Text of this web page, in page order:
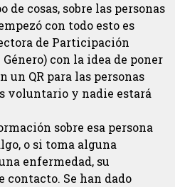
de cosas, sobre las personas
con todo esto es
de Participación
con la idea de poner
un QR para las personas
voluntario y nadie estará
sobre esa persona
o si toma alguna
enfermedad, su
Se han dado